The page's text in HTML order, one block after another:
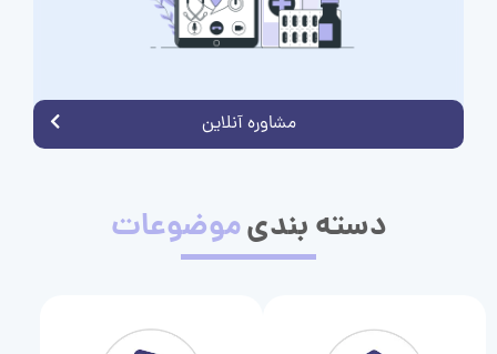
مشاوره آنلاین
دسته بندیموضوعات